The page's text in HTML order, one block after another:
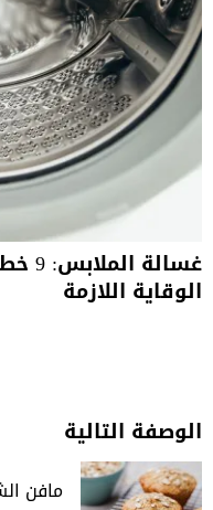
الوقاية اللازمة
الوصفة التالية
مافن